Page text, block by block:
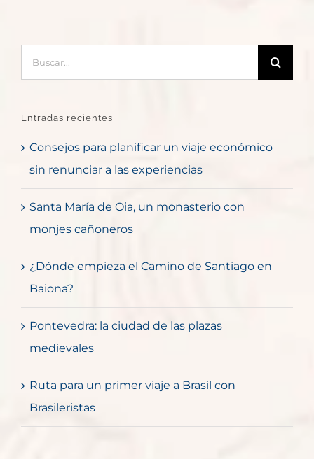
Entradas recientes
Consejos para planificar un viaje económico
sin renunciar a las experiencias
Santa María de Oia, un monasterio con
monjes cañoneros
¿Dónde empieza el Camino de Santiago en
Baiona?
Pontevedra: la ciudad de las plazas
medievales
Ruta para un primer viaje a Brasil con
Brasileristas